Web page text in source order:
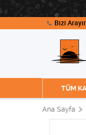
Bizi
TÜM
Ana Sayfa